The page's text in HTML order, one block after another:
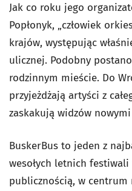
Jak co roku jego
Popłonyk, „człowiek
krajów, występując
ulicznej. Podobny
rodzinnym mieście. Do
przyjeżdżają artyści z
zaskakują widzów
BuskerBus to jeden z
wesołych letnich festiwali
publicznością, w centrum